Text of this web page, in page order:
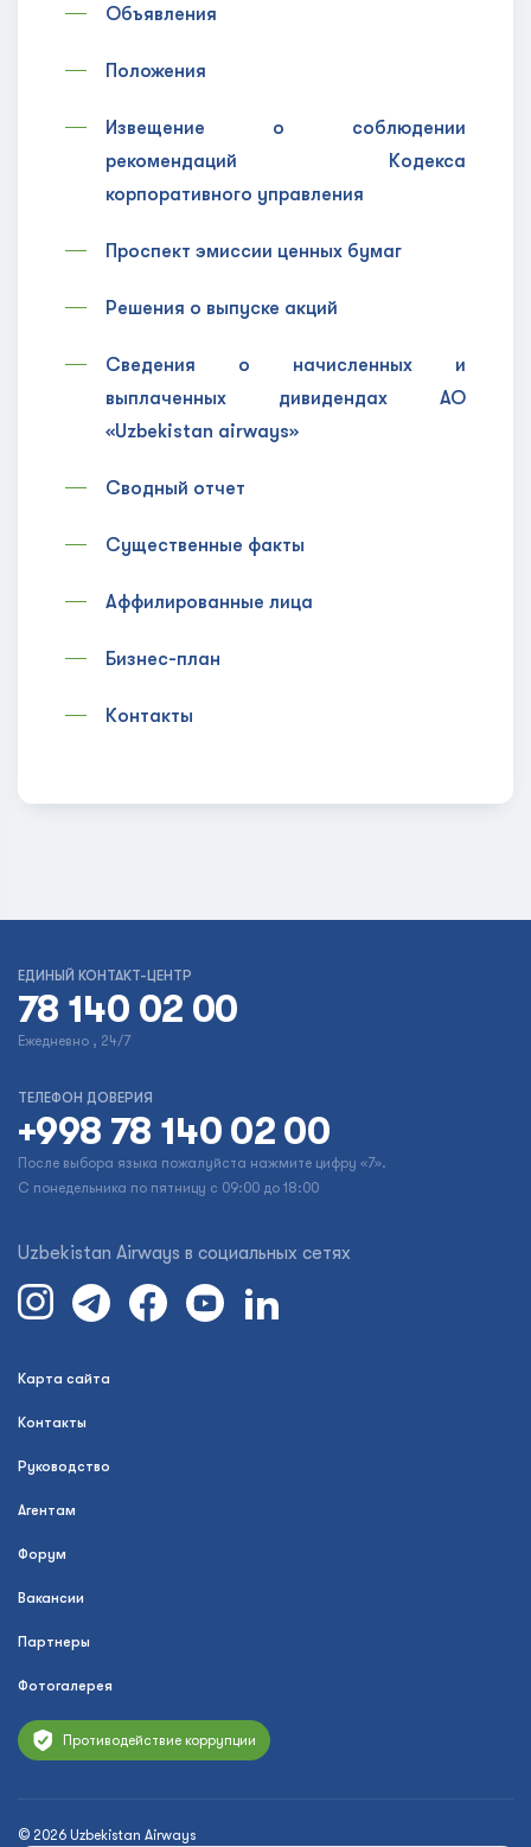
Объявления
Положения
Извещение о соблюдении
рекомендаций Кодекса
корпоративного управления
Проспект эмиссии ценных бумаг
Решения о выпуске акций
Сведения о начисленных и
выплаченных дивидендах АО
«Uzbekistan airways»
Сводный отчет
Существенные факты
Аффилированные лица
Бизнес-план
Контакты
ЕДИНЫЙ КОНТАКТ-ЦЕНТР
78 140 02 00
Ежедневно , 24/7
ТЕЛЕФОН ДОВЕРИЯ
+998 78 140 02 00
После выбора языка пожалуйста нажмите цифру «7».
С понедельника по пятницу с 09:00 до 18:00
Uzbekistan Airways в социальных сетях
Карта сайта
Контакты
Руководство
Агентам
Форум
Вакансии
Партнеры
Фотогалерея
Противодействие коррупции
© 2026 Uzbekistan Airways